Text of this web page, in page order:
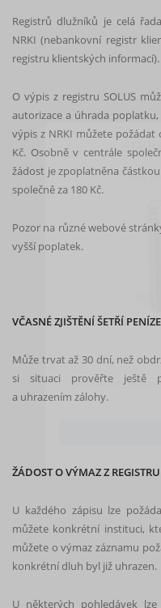
Registrů dlužníků je celá
NRKI (nebankovní registr
registru klientských informací).
O výpis z registru SOLUS
autorizace a úhrada
výpis z NRKI můžete
Kč. Osobně v centrále
žádost je zpoplatněna částkou
společně za 180 Kč.
Pozor na různé webové
vyšší poplatek.
VČASNÉ ZJIŠTĚNÍ ŠETŘÍ PENÍZE
Může trvat až 30 dní, než
si situaci prověřte ještě
a uhrazením zálohy.
ŽÁDOST O VÝMAZ Z REGISTRU
U každého zápisu lze
můžete konkrétní instituci,
můžete o výmaz záznamu
konkrétní dluh byl již uhrazen.
U některých pohledávek
7 chyb při
Souhlasím se